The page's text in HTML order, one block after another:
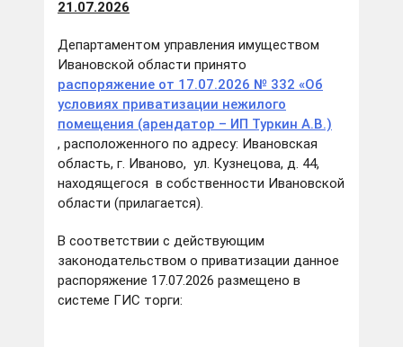
21.07.2026
Департаментом управления имуществом
Ивановской области принято
распоряжение от 17.07.2026 № 332 «Об
условиях приватизации нежилого
помещения (арендатор – ИП Туркин А.В.)
, расположенного по адресу: Ивановская
область, г. Иваново, ул. Кузнецова, д. 44,
находящегося в собственности Ивановской
области (прилагается).
В соответствии с действующим
законодательством о приватизации данное
распоряжение 17.07.2026 размещено в
системе ГИС торги: